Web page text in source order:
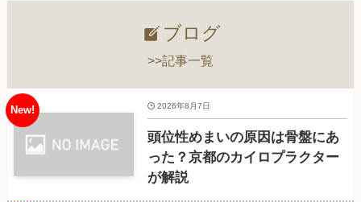
ブログ
>>記事一覧
頭位性めまいの原因は骨盤にあ
った？京都のカイロプラクター
が解説
2026年8月7日